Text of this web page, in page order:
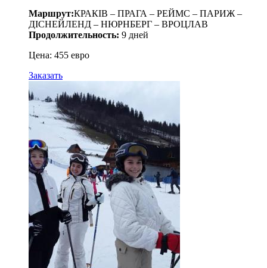
Маршрут:КРАКІВ – ПРАГА – РЕЙМС – ПАРИЖ –
ДІСНЕЙЛЕНД – НЮРНБЕРГ – ВРОЦЛАВ
Продолжительность: 9 дней
Цена: 455 евро
Заказать